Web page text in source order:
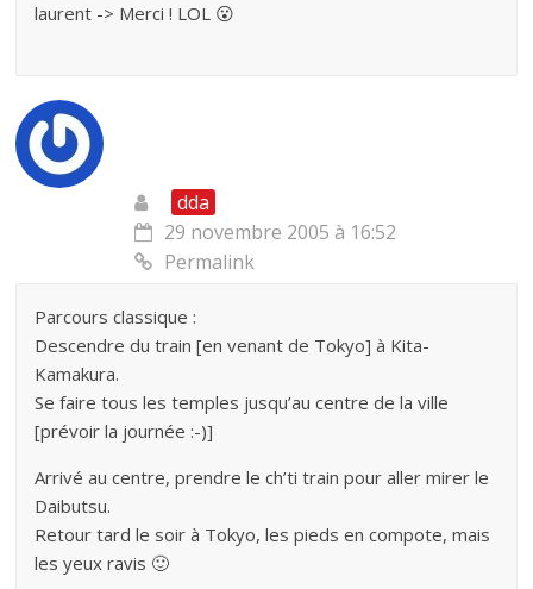
laurent -> Merci ! LOL 😮
dda
29 novembre 2005 à 16:52
Permalink
Parcours classique :
Descendre du train [en venant de Tokyo] à Kita-
Kamakura.
Se faire tous les temples jusqu’au centre de la ville
[prévoir la journée :-)]
Arrivé au centre, prendre le ch’ti train pour aller mirer le
Daibutsu.
Retour tard le soir à Tokyo, les pieds en compote, mais
les yeux ravis 🙂